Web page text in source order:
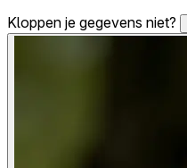
Kloppen je gegevens niet?